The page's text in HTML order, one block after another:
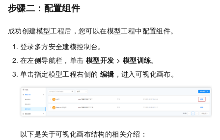
步骤二：配置组件
成功创建模型工程后，您可以在模型工程中配置组件。
登录多方安全建模控制台。
在左侧导航栏，单击 模型开发 > 模型训练。
单击指定模型工程右侧的 编辑 ，进入可视化画布。
以下是关于可视化画布结构的相关介绍：